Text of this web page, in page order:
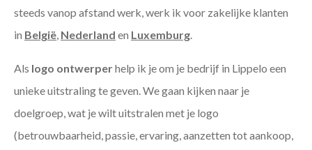
steeds vanop afstand werk, werk ik voor zakelijke klanten
in België, Nederland en Luxemburg.
Als logo ontwerperhelp ik je om je bedrijf in Lippelo een
unieke uitstraling te geven. We gaan kijken naar je
doelgroep, wat je wilt uitstralen met je logo
(betrouwbaarheid, passie, ervaring, aanzetten tot aankoop,